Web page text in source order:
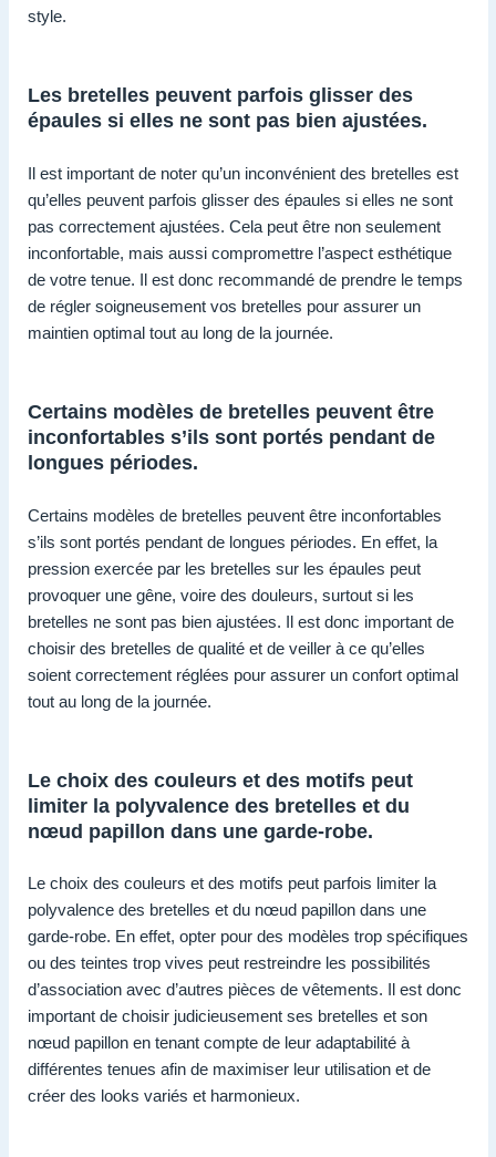
style.
Les bretelles peuvent parfois glisser des
épaules si elles ne sont pas bien ajustées.
Il est important de noter qu’un inconvénient des bretelles est
qu’elles peuvent parfois glisser des épaules si elles ne sont
pas correctement ajustées. Cela peut être non seulement
inconfortable, mais aussi compromettre l’aspect esthétique
de votre tenue. Il est donc recommandé de prendre le temps
de régler soigneusement vos bretelles pour assurer un
maintien optimal tout au long de la journée.
Certains modèles de bretelles peuvent être
inconfortables s’ils sont portés pendant de
longues périodes.
Certains modèles de bretelles peuvent être inconfortables
s’ils sont portés pendant de longues périodes. En effet, la
pression exercée par les bretelles sur les épaules peut
provoquer une gêne, voire des douleurs, surtout si les
bretelles ne sont pas bien ajustées. Il est donc important de
choisir des bretelles de qualité et de veiller à ce qu’elles
soient correctement réglées pour assurer un confort optimal
tout au long de la journée.
Le choix des couleurs et des motifs peut
limiter la polyvalence des bretelles et du
nœud papillon dans une garde-robe.
Le choix des couleurs et des motifs peut parfois limiter la
polyvalence des bretelles et du nœud papillon dans une
garde-robe. En effet, opter pour des modèles trop spécifiques
ou des teintes trop vives peut restreindre les possibilités
d’association avec d’autres pièces de vêtements. Il est donc
important de choisir judicieusement ses bretelles et son
nœud papillon en tenant compte de leur adaptabilité à
différentes tenues afin de maximiser leur utilisation et de
créer des looks variés et harmonieux.